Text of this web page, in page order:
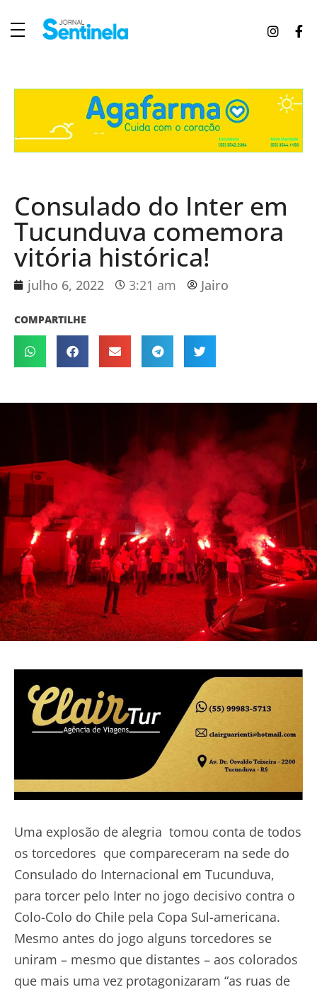
Consulado do Inter em
Tucunduva comemora
vitória histórica!
julho 6, 2022 3:21 am Jairo
COMPARTILHE
Uma explosão de alegria tomou conta de todos
os torcedores que compareceram na sede do
Consulado do Internacional em Tucunduva,
para torcer pelo Inter no jogo decisivo contra o
Colo-Colo do Chile pela Copa Sul-americana.
Mesmo antes do jogo alguns torcedores se
uniram – mesmo que distantes – aos colorados
que mais uma vez protagonizaram “as ruas de